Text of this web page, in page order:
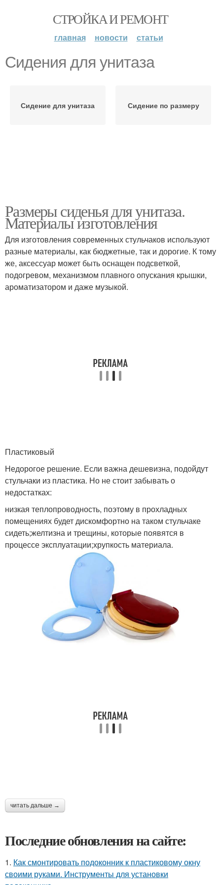
СТРОЙКА И РЕМОНТ
главная новости статьи
Сидения для унитаза
Сидение для унитаза Сидение по размеру
Размеры сиденья для унитаза.
Материалы изготовления
Для изготовления современных стульчаков используют
разные материалы, как бюджетные, так и дорогие. К тому
же, аксессуар может быть оснащен подсветкой,
подогревом, механизмом плавного опускания крышки,
ароматизатором и даже музыкой.
Пластиковый
Недорогое решение. Если важна дешевизна, подойдут
стульчаки из пластика. Но не стоит забывать о
недостатках:
низкая теплопроводность, поэтому в прохладных
помещениях будет дискомфортно на таком стульчаке
сидеть;желтизна и трещины, которые появятся в
процессе эксплуатации;хрупкость материала.
читать дальше →
Последние обновления на сайте:
1. Как смонтировать подоконник к пластиковому окну
своими руками. Инструменты для установки